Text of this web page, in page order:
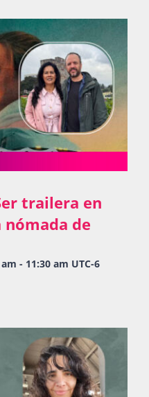
trailera en
nómada de
- 11:30 am UTC-6